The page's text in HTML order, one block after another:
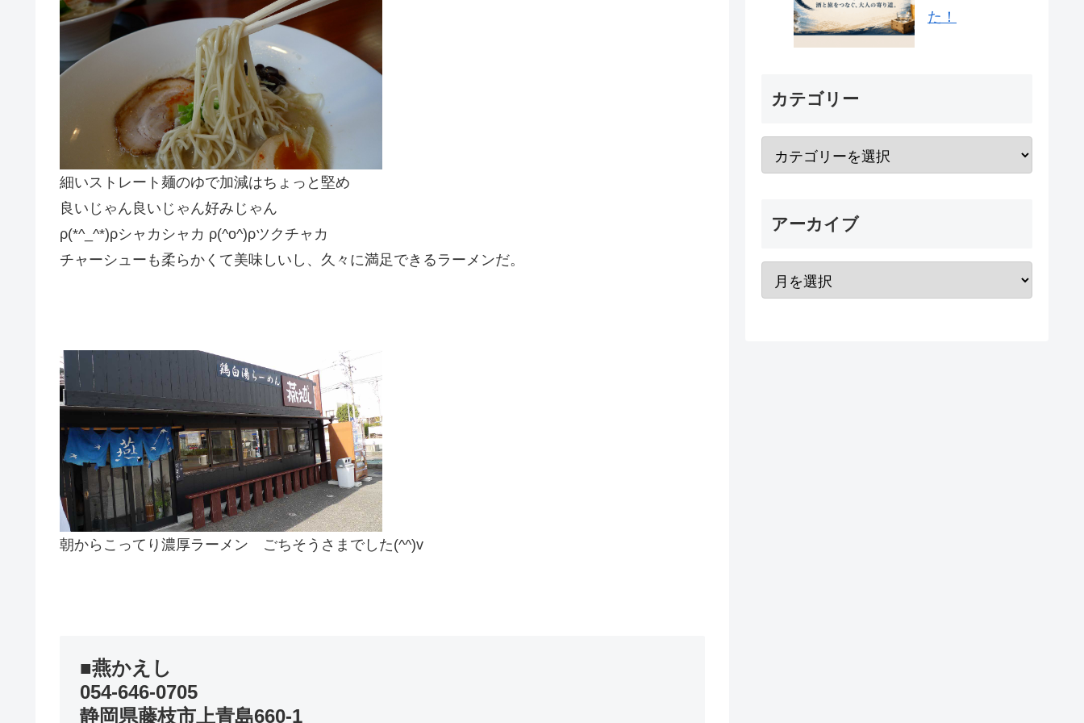
細いストレート麺のゆで加減はちょっと堅め
良いじゃん良いじゃん好みじゃん
ρ(*^_^*)ρシャカシャカ ρ(^o^)ρツクチャカ
チャーシューも柔らかくて美味しいし、久々に満足できるラーメンだ。
朝からこってり濃厚ラーメン ごちそうさまでした(^^)v
■燕かえし
054-646-0705
静岡県藤枝市上青島660-1
た！
カテゴリー
アーカイブ